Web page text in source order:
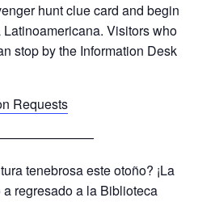
hunt clue card and begin
Visitors who
stop by the Information Desk
Requests
tenebrosa este otoño? ¡La
regresado a la Biblioteca